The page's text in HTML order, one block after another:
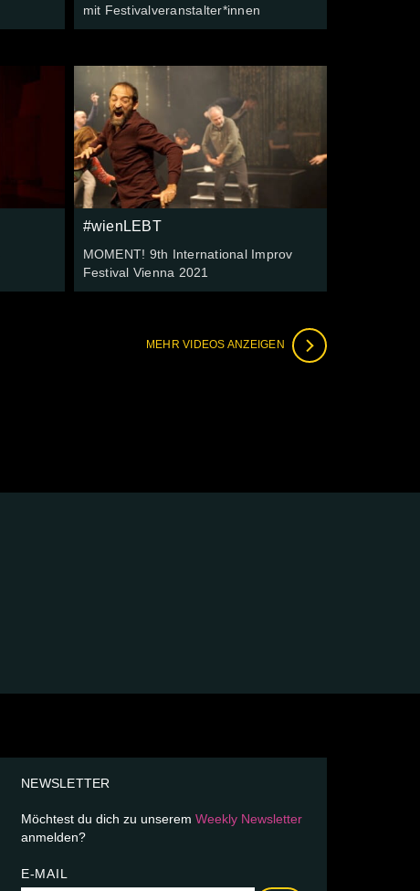
mit Festivalveranstalter*innen
#wienLEBT
MOMENT! 9th International Improv
Festival Vienna 2021
MEHR VIDEOS ANZEIGEN
NEWSLETTER
Möchtest du dich zu unserem Weekly Newsletter
anmelden?
E-MAIL